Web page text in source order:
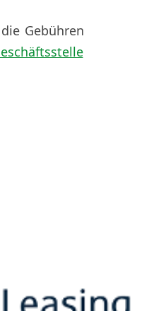
Gebühren